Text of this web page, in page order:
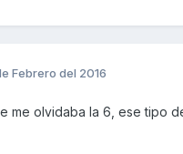
Febrero del 2016
me olvidaba la 6, ese tipo